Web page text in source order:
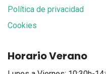
Política de privacidad
Cookies
Horario Verano